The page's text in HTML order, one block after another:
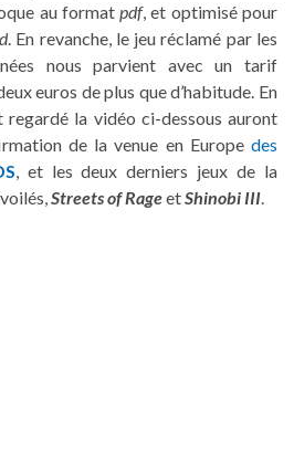
au formatpdf, et optimisé pour
. En revanche, le jeu réclamé par les
nous parvient avec un tarif
euros de plus que d’habitude. En
regardé la vidéo ci-dessous auront
de la venue en Europe des
, et les deux derniers jeux de la
Streets of RageetShinobi III.